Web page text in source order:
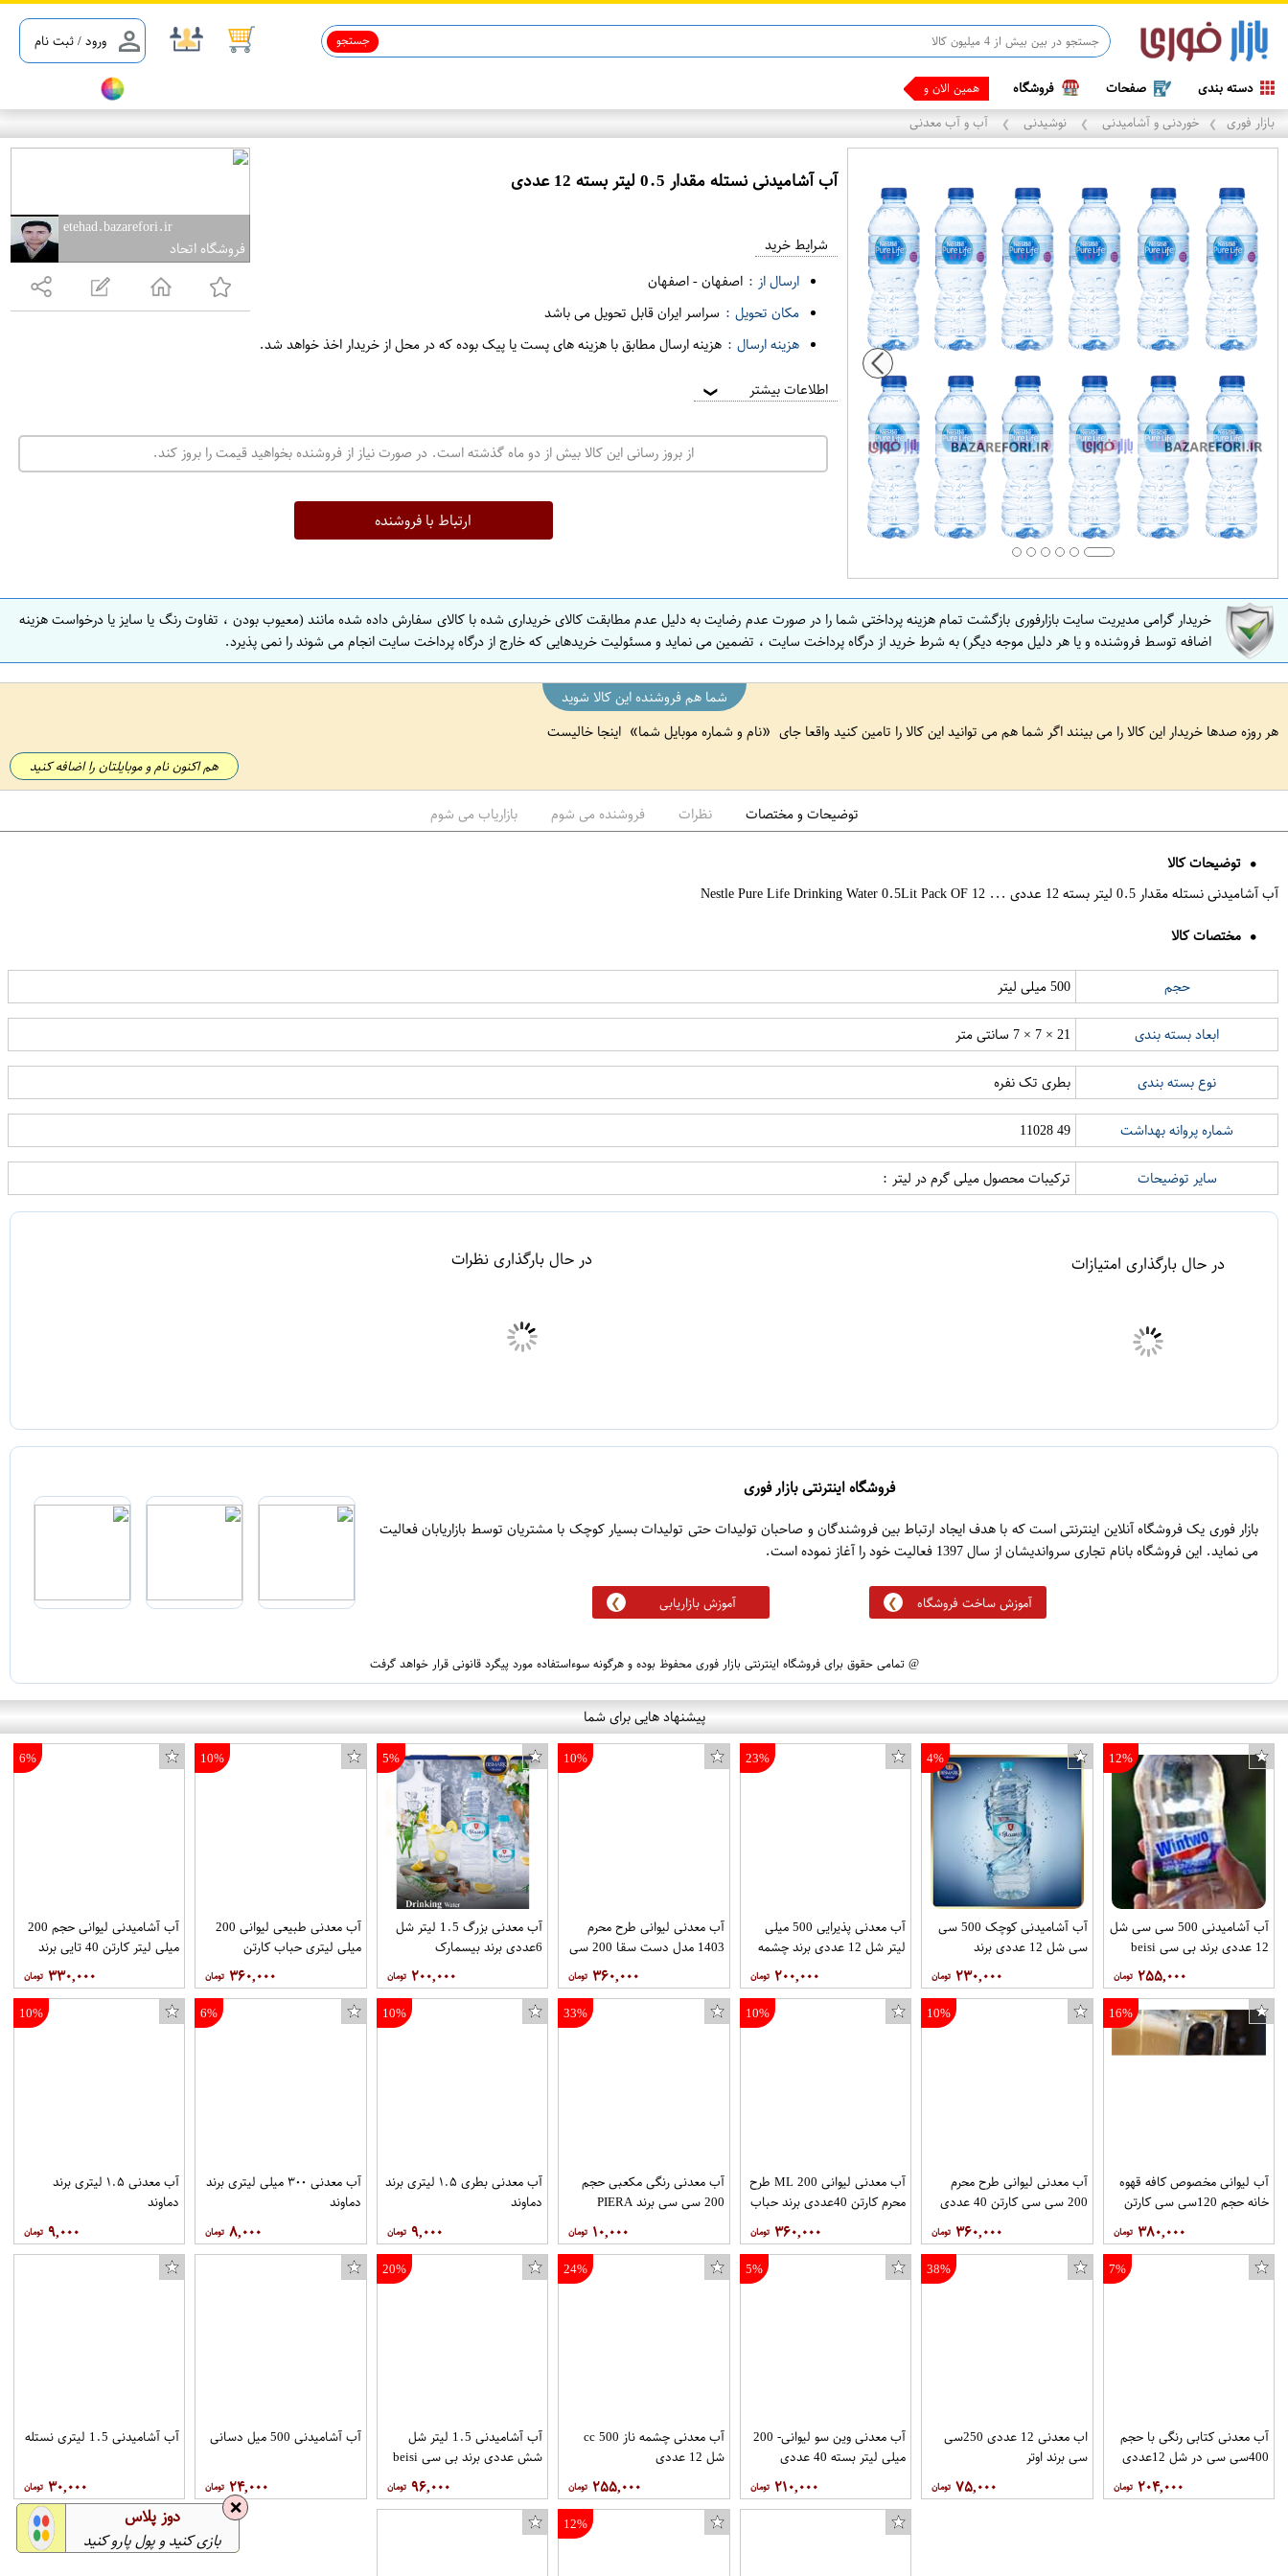
ورود / ثبت نام جستجو
دسته بندی صفحات فروشگاه همین الان وقتشه ، پ
بازار فوری ❯ خوردنی و آشامیدنی ❯ نوشیدنی ❯ آب و آب معدنی
etehad.bazarefori.ir
فروشگاه اتحاد
آب آشامیدنی نستله مقدار 0.5 لیتر بسته 12 عددی
و
ت
ه
ن
ص
ف
ه
ا
ف
ه
شرایط خرید
ارسال از : اصفهان-اصفهان
مکان تحویل : سراسر ایران قابل تحویل می باشد
هزینه ارسال : هزینه ارسال مطابق با هزینه های پست یا پیک بوده که در محل از خریدار اخذ خواهد شد.
اطلاعات بیشتر ❯
از بروز رسانی این کالا بیش از دو ماه گذشته است. در صورت نیاز از فروشنده بخواهید قیمت را بروز کند.
ارتباط با فروشنده
خریدار گرامی مدیریت سایت بازارفوری بازگشت تمام هزینه پرداختی شما را در صورت عدم رضایت به دلیل عدم مطابقت کالای خریداری شده با کالای سفارش داده شده مانند (معیوب بودن ، تفاوت رنگ یا سایز یا درخواست هزینه
اضافه توسط فروشنده و یا هر دلیل موجه دیگر) به شرط خرید از درگاه پرداخت سایت ، تضمین می نماید و مسئولیت خریدهایی که خارج از درگاه پرداخت سایت انجام می شوند را نمی پذیرد.
شما هم فروشنده این کالا شوید
هر روزه صدها خریدار این کالا را می بینند اگر شما هم می توانید این کالا را تامین کنید واقعا جای
نام و شماره موبایل شما اینجا خالیست
هم اکنون نام و موبایلتان را اضافه کنید
توضیحات و مختصات نظرات فروشنده می شوم بازاریاب می شوم
توضیحات کالا
آب آشامیدنی نستله مقدار 0.5 لیتر بسته 12 عددی ... Nestle Pure Life Drinking Water 0.5Lit Pack OF 12
مختصات کالا
حجم 500 میلی لیتر
ابعاد بسته بندی 21 × 7 × 7 سانتی متر
نوع بسته بندی بطری تک نفره
شماره پروانه بهداشت 49 11028
سایر توضیحات ترکیبات محصول میلی گرم در لیتر :
در حال بارگذاری امتیازات در حال بارگذاری نظرات
فروشگاه اینترنتی بازار فوری
بازار فوری یک فروشگاه آنلاین اینترنتی است که با هدف ایجاد ارتباط بین فروشندگان و صاحبان تولیدات حتی تولیدات بسیار کوچک با مشتریان توسط بازاریابان فعالیت
می نماید. این فروشگاه بانام تجاری سرواندیشان از سال 1397 فعالیت خود را آغاز نموده است.
آموزش ساخت فروشگاه آموزش بازاریابی
@ تمامی حقوق برای فروشگاه اینترنتی بازار فوری محفوظ بوده و هرگونه سوءاستفاده مورد پیگرد قانونی قرار خواهد گرفت
پیشنهاد هایی برای شما
12%
آب آشامیدنی 500 سی سی شل
12 عددی برند بی سی beisi
۲۵۵,۰۰۰
4%
آب آشامیدنی کوچک 500 سی
سی شل 12 عددی برند
۲۳۰,۰۰۰
23%
آب معدنی پذیرایی 500 میلی
لیتر شل 12 عددی برند چشمه
۲۰۰,۰۰۰
10%
آب معدنی لیوانی طرح محرم
1403 مدل دست سقا 200 سی
۳۶۰,۰۰۰
5%
آب معدنی بزرگ 1.5 لیتر شل
6عددی برند بیسمارک
۲۰۰,۰۰۰
10%
آب معدنی طبیعی لیوانی 200
میلی لیتری حباب کارتن
۳۶۰,۰۰۰
6%
آب آشامیدنی لیوانی حجم 200
میلی لیتر کارتن 40 تایی برند
۳۳۰,۰۰۰
16%
آب لیوانی مخصوص کافه قهوه
خانه حجم 120سی سی کارتن
۳۸۰,۰۰۰
10%
آب معدنی لیوانی طرح محرم
200 سی سی کارتن 40 عددی
۳۶۰,۰۰۰
10%
آب معدنی لیوانی 200 ML طرح
محرم کارتن 40عددی برند حباب
۳۶۰,۰۰۰
33%
آب معدنی رنگی مکعبی حجم
200 سی سی برند PIERA
۱۰,۰۰۰
10%
آب معدنی بطری ۱.۵ لیتری برند
دماوند
۹,۰۰۰
6%
آب معدنی ۳۰۰ میلی لیتری برند
دماوند
۸,۰۰۰
10%
آب معدنی ۱.۵ لیتری برند
دماوند
۹,۰۰۰
7%
آب معدنی کتابی رنگی با حجم
400سی سی در شل 12عددی
۲۰۴,۰۰۰
38%
اب معدنی 12 عددی 250سی
سی برند اوتر
۷۵,۰۰۰
5%
آب معدنی وین سو لیوانی- 200
میلی لیتر بسته 40 عددی
۲۱۰,۰۰۰
24%
آب معدنی چشمه ناز 500 cc
شل 12 عددی
۲۵۵,۰۰۰
20%
آب آشامیدنی 1.5 لیتر شل
شش عددی برند بی سی beisi
۹۶,۰۰۰
آب آشامیدنی 500 میل دسانی
۲۴,۰۰۰
آب آشامیدنی 1.5 لیتری نستله
۳۰,۰۰۰
12%
❌ دوز پلاس
بازی کنید و پول پارو کنید